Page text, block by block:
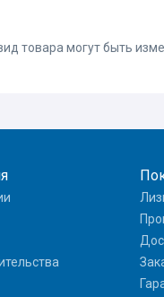
товара могут быть